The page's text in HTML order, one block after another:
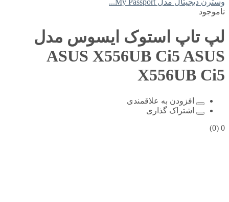
وسترن دیجیتال مدل My Passport...
ناموجود
لپ تاپ استوک ایسوس مدل
ASUS X556UB Ci5ASUS
X556UB Ci5
افزودن به علاقمندی
اشتراک گذاری
0
(0)